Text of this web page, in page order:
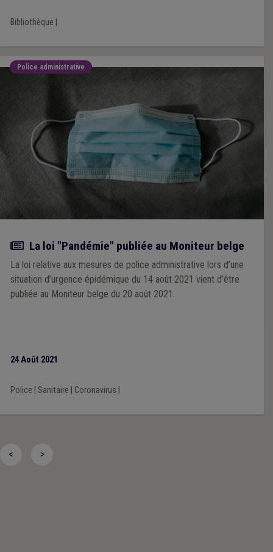
Bibliothèque
Police administrative
Actualité
La loi "Pandémie" publiée au Moniteur belge
La loi relative aux mesures de police administrative lors d’une
situation d’urgence épidémique du 14 août 2021 vient d’être
publiée au Moniteur belge du 20 août 2021.
24 Août 2021
Police Sanitaire Coronavirus
< >